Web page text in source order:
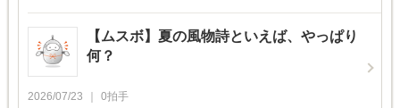
【ムスボ】夏の風物詩といえば、やっぱり
何？
2026/07/23 0拍手